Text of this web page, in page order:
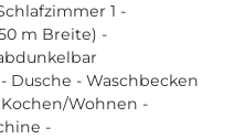
1 -
m Breite) -
Dusche - Waschbecken
Wohnen -
-